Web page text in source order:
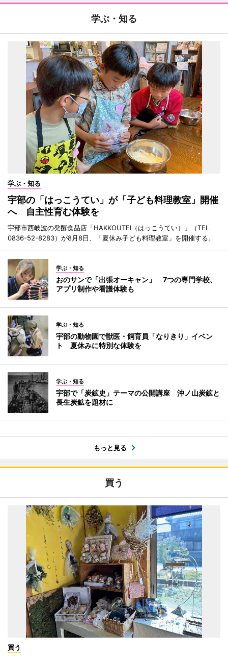
学ぶ・知る
学ぶ・知る
宇部の「はっこうてい」が「子ども料理教室」開催
へ 自主性育む体験を
宇部市西岐波の発酵食品店「HAKKOUTEI（はっこうてい）」（TEL
0836-52-8283）が8月8日、「夏休み子ども料理教室」を開催する。
学ぶ・知る
おのサンで「出張オーキャン」 7つの専門学校、
アプリ制作や看護体験も
学ぶ・知る
宇部の動物園で獣医・飼育員「なりきり」イベン
ト 夏休みに特別な体験を
学ぶ・知る
宇部で「炭鉱史」テーマの公開講座 沖ノ山炭鉱と
長生炭鉱を題材に
もっと見る
買う
買う